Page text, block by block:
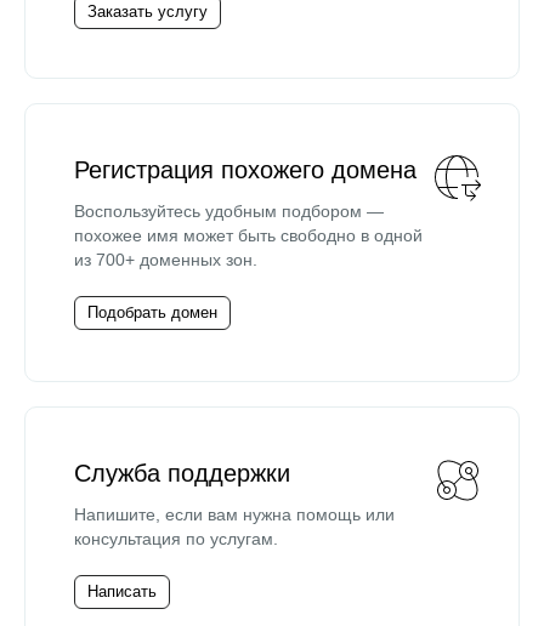
Заказать услугу
Регистрация похожего домена
Воспользуйтесь удобным подбором —
похожее имя может быть свободно в одной
из 700+ доменных зон.
Подобрать домен
Служба поддержки
Напишите, если вам нужна помощь или
консультация по услугам.
Написать